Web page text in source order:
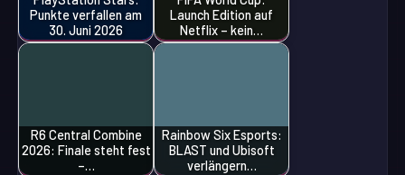
Punkte verfallen am
30. Juni 2026
Launch Edition auf
Netflix – kein…
R6 Central Combine
2026: Finale steht fest
–…
Rainbow Six Esports:
BLAST und Ubisoft
verlängern…